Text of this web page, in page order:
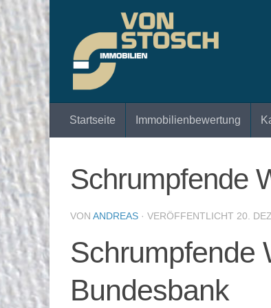
Zum Inhalt springen
Startseite Immobilienbewertung
Schrumpfende
VON ANDREAS · VERÖFFENTLICHT 20.
Schrumpfende
Bundesbank